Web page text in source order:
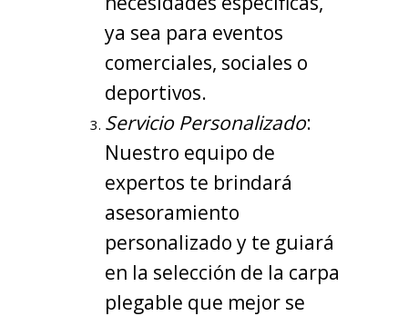
ya sea para eventos
comerciales, sociales o
deportivos.
Servicio Personalizado:
Nuestro equipo de
expertos te brindará
asesoramiento
personalizado y te guiará
en la selección de la carpa
plegable que mejor se